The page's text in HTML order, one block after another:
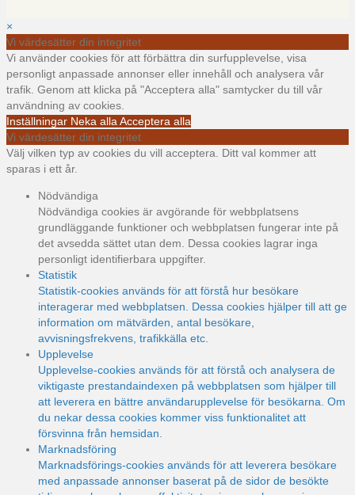
×
Vi värdesätter din integritet
Vi använder cookies för att förbättra din surfupplevelse, visa
personligt anpassade annonser eller innehåll och analysera vår
trafik. Genom att klicka på "Acceptera alla" samtycker du till vår
användning av cookies.
Inställningar Neka alla Acceptera alla
Vi värdesätter din integritet
Välj vilken typ av cookies du vill acceptera. Ditt val kommer att
sparas i ett år.
Nödvändiga
Nödvändiga cookies är avgörande för webbplatsens
grundläggande funktioner och webbplatsen fungerar inte på
det avsedda sättet utan dem. Dessa cookies lagrar inga
personligt identifierbara uppgifter.
Statistik
Statistik-cookies används för att förstå hur besökare
interagerar med webbplatsen. Dessa cookies hjälper till att ge
information om mätvärden, antal besökare,
avvisningsfrekvens, trafikkälla etc.
Upplevelse
Upplevelse-cookies används för att förstå och analysera de
viktigaste prestandaindexen på webbplatsen som hjälper till
att leverera en bättre användarupplevelse för besökarna. Om
du nekar dessa cookies kommer viss funktionalitet att
försvinna från hemsidan.
Marknadsföring
Marknadsförings-cookies används för att leverera besökare
med anpassade annonser baserat på de sidor de besökte